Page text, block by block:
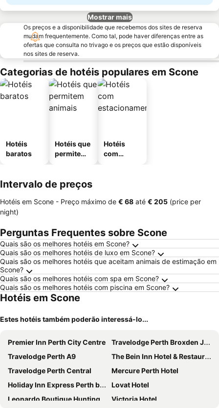
Mostrar mais
Os preços e a disponibilidade que recebemos dos sites de reserva
mudam frequentemente. Como tal, pode haver diferenças entre as
ofertas que consulta no trivago e os preços que estão disponíveis
nos sites de reserva.
Categorias de hotéis populares em Scone
Hotéis
baratos
Hotéis que
permitem
Hotéis
com
Intervalo de preços
Hotéis em Scone - Preço máximo de ‎€ 68 até ‎€ 205 (price per
night)
Perguntas Frequentes sobre Scone
Quais são os melhores hotéis em Scone?
Quais são os melhores hotéis de luxo em Scone?
Quais são os melhores hotéis que aceitam animais de estimação em
Scone?
Quais são os melhores hotéis com spa em Scone?
Quais são os melhores hotéis com piscina em Scone?
Hotéis em Scone
Estes hotéis também poderão interessá-lo...
Premier Inn Perth City Centre
Travelodge Perth Broxden Junction
Travelodge Perth A9
The Bein Inn Hotel & Restaurant
Travelodge Perth Central
Mercure Perth Hotel
Holiday Inn Express Perth by IHG
Lovat Hotel
Leonardo Boutique Huntingtower Perth
Victoria Hotel